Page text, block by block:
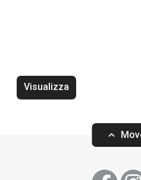
Visualizza